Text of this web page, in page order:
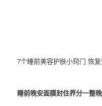
7个睡前美容护肤小窍门 恢
睡前晚安面膜封住养分一整晚